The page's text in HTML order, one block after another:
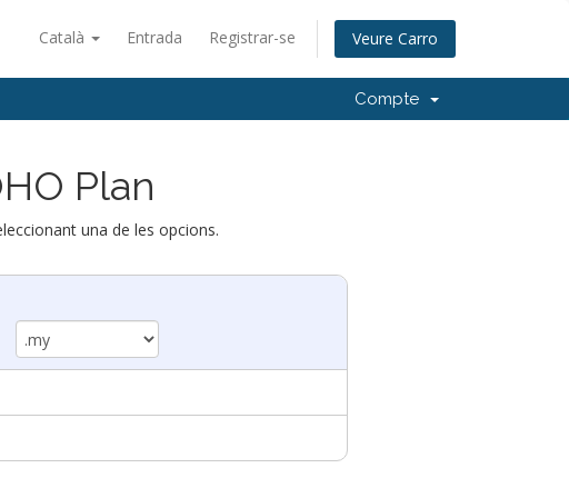
Català Entrada Registrar-se Veure Carro
Compte
Plan
una de les opcions.